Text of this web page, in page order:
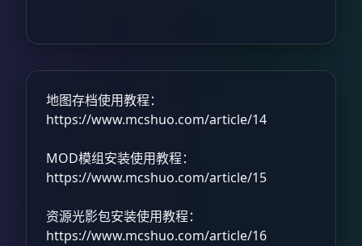
地图存档使用教程：
https://www.mcshuo.com/article/14
MOD模组安装使用教程：
https://www.mcshuo.com/article/15
资源光影包安装使用教程：
https://www.mcshuo.com/article/16